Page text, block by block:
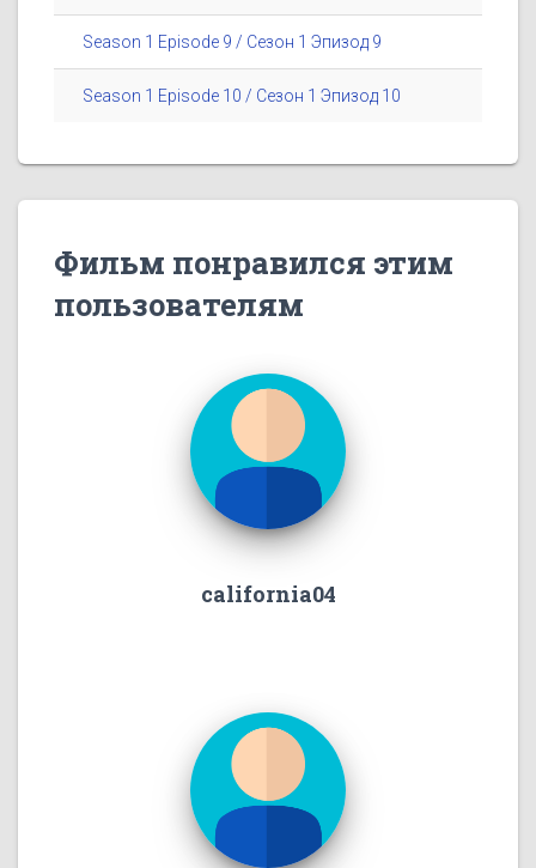
Season 1 Episode 9 / Сезон 1 Эпизод 9
Season 1 Episode 10 / Сезон 1 Эпизод 10
Фильм понравился этим
пользователям
california04